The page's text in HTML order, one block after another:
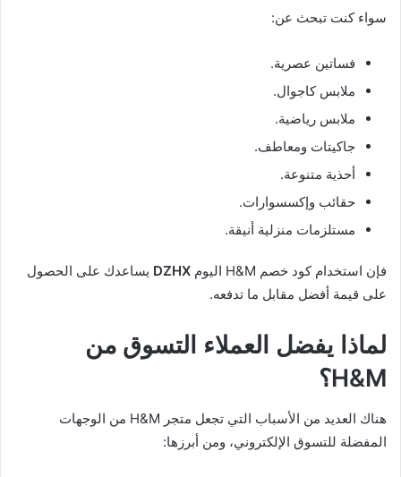
سواء كنت تبحث عن:
فساتين عصرية.
ملابس كاجوال.
ملابس رياضية.
جاكيتات ومعاطف.
أحذية متنوعة.
حقائب وإكسسوارات.
مستلزمات منزلية أنيقة.
فإن استخدام كود خصم H&M اليوم DZHX يساعدك على الحصول
على قيمة أفضل مقابل ما تدفعه.
لماذا يفضل العملاء التسوق من
H&M؟
هناك العديد من الأسباب التي تجعل متجر H&M من الوجهات
المفضلة للتسوق الإلكتروني، ومن أبرزها: